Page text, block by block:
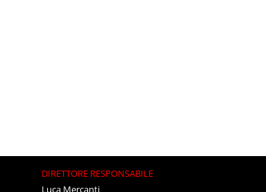
DIRETTORE RESPONSABILE
Luca Mercanti